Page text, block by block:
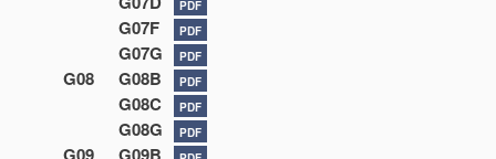
PDF
G07F PDF
G07G PDF
G08 G08B PDF
G08C PDF
G08G PDF